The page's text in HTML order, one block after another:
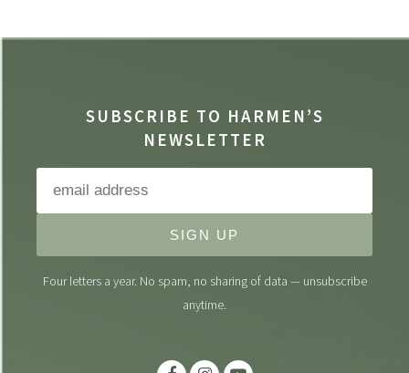
SUBSCRIBE TO HARMEN’S
NEWSLETTER
SIGN UP
Four letters a year. No spam, no sharing of data — unsubscribe
anytime.